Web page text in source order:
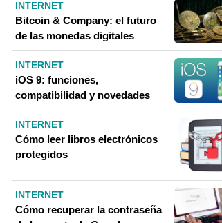
INTERNET
Bitcoin & Company: el futuro
de las monedas digitales
INTERNET
iOS 9: funciones,
compatibilidad y novedades
INTERNET
Cómo leer libros electrónicos
protegidos
INTERNET
Cómo recuperar la contraseña